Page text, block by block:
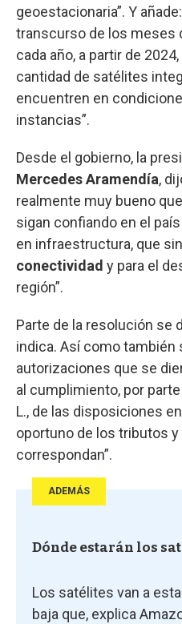
geoestacionaria”. Y
transcurso de los meses
cada año, a partir de
cantidad de satélites
encuentren en
instancias”.
Desde el gobierno, la
Mercedes Aramendía,
realmente muy bueno
sigan confiando en el
en infraestructura, que
conectividad y para el
región”.
Parte de la resolución se
indica. Así como también
autorizaciones que se
al cumplimiento, por
L., de las disposiciones
oportuno de los tributos
correspondan”.
ADEMÁS
Dónde estarán los
Los satélites van a
baja que, explica